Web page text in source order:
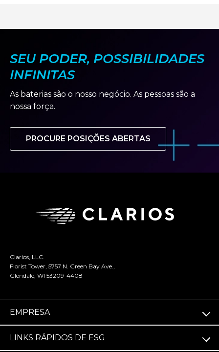
SEU PODER, POSSIBILIDADES
INFINITAS
As baterias são o nosso negócio. As pessoas são a
nossa força.
PROCURE POSIÇÕES ABERTAS
Clarios, LLC.
Florist Tower, 5757 N. Green Bay Ave.,
Glendale, WI 53209-4408
EMPRESA
LINKS RÁPIDOS DE ESG